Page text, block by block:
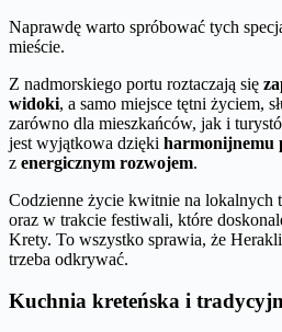
Naprawdę warto spróbować tych
mieście.
Z nadmorskiego portu roztaczają się
widoki, a samo miejsce tętni życiem,
zarówno dla mieszkańców, jak i
jest wyjątkowa dzięki harmonijnemu
z energicznym rozwojem.
Codzienne życie kwitnie na lokalnych
oraz w trakcie festiwali, które
Krety. To wszystko sprawia, że
trzeba odkrywać.
Kuchnia kreteńska i